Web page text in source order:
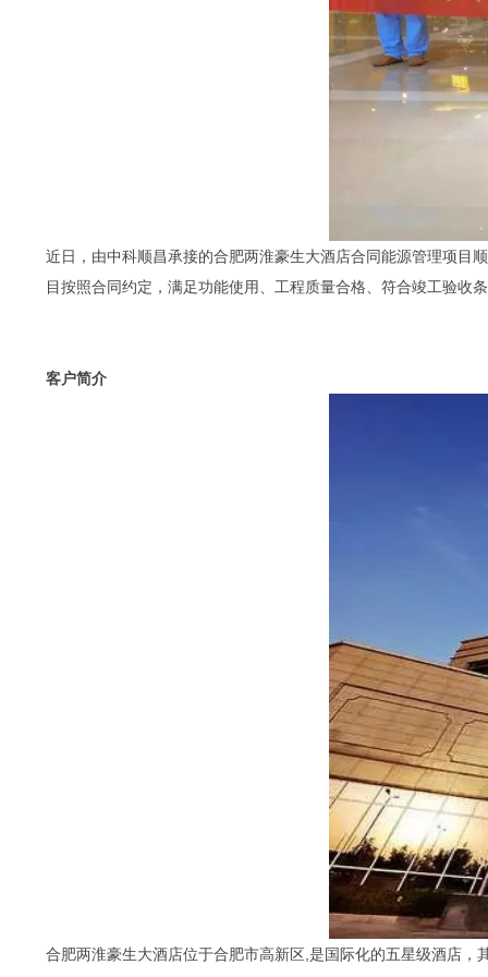
近日，由中科顺昌承接的合肥两淮豪生大酒店合同能源管理项目
目按照合同约定，满足功能使用、工程质量合格、符合竣工验收
客户简介
合肥两淮豪生大酒店位于合肥市高新区,是国际化的五星级酒店